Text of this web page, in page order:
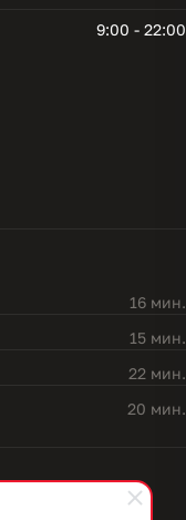
9:00 - 22:00
16 мин.
15 мин.
22 мин.
20 мин.